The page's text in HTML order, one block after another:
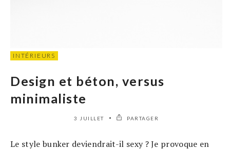
INTÉRIEURS
Design et béton, versus
minimaliste
3 JUILLET PARTAGER
Le style bunker deviendrait-il sexy ? Je provoque en